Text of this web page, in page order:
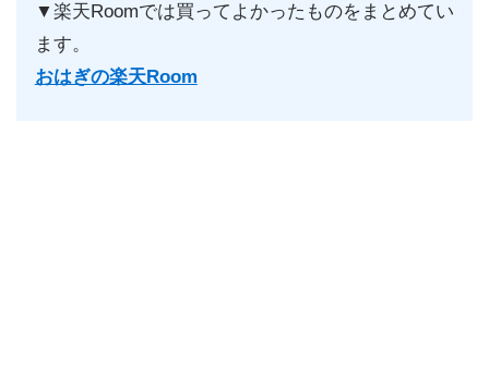
▼楽天Roomでは買ってよかったものをまとめてい
ます。
おはぎの楽天Room